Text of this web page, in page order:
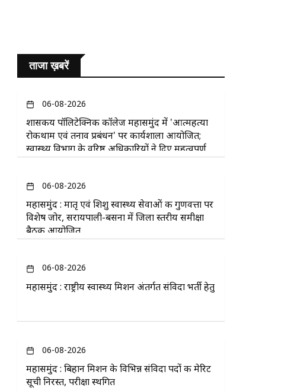
ताजा ख़बरें
06-08-2026
​शासकीय पॉलिटेक्निक कॉलेज महासमुंद में 'आत्महत्या
रोकथाम एवं तनाव प्रबंधन' पर कार्यशाला आयोजित;
स्वास्थ्य विभाग के वरिष्ठ अधिकारियों ने दिए महत्वपूर्ण
सुझाव
06-08-2026
महासमुंद : मातृ एवं शिशु स्वास्थ्य सेवाओं की गुणवत्ता पर
विशेष जोर, सरायपाली-बसना में जिला स्तरीय समीक्षा
बैठक आयोजित
06-08-2026
महासमुंद : राष्ट्रीय स्वास्थ्य मिशन अंतर्गत संविदा भर्ती हेतु
06-08-2026
महासमुंद : बिहान मिशन के विभिन्न संविदा पदों की मेरिट
सूची निरस्त, परीक्षा स्थगित